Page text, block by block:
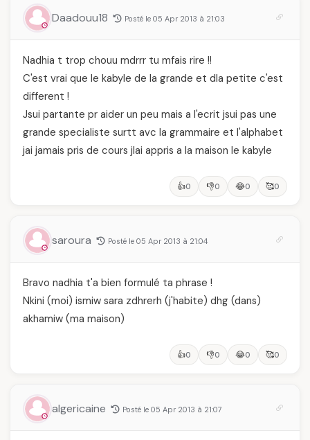
Daadouu18 Posté le 05 Apr 2013 à 21:03
Nadhia t trop chouu mdrrr tu mfais rire !!
C'est vrai que le kabyle de la grande et dla petite c'est
different !
Jsui partante pr aider un peu mais a l'ecrit jsui pas une
grande specialiste surtt avc la grammaire et l'alphabet
jai jamais pris de cours jlai appris a la maison le kabyle
👍0 👎0 😂0 🥰0
saroura Posté le 05 Apr 2013 à 21:04
Bravo nadhia t'a bien formulé ta phrase !
Nkini (moi) ismiw sara zdhrerh (j'habite) dhg (dans)
akhamiw (ma maison)
👍0 👎0 😂0 🥰0
algericaine Posté le 05 Apr 2013 à 21:07